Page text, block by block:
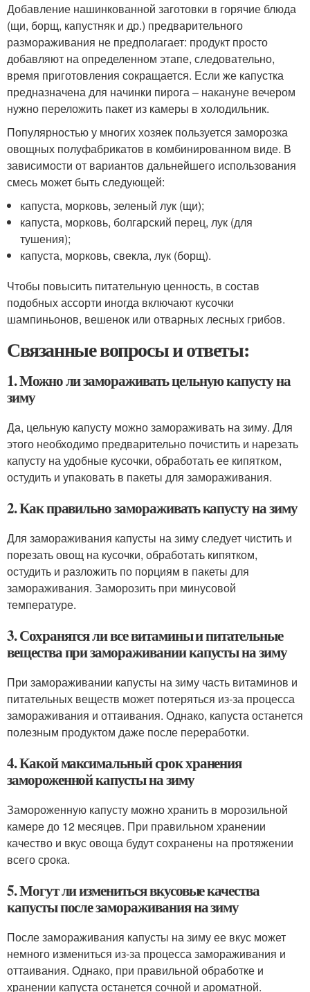
Добавление нашинкованной заготовки в горячие блюда
(щи, борщ, капустняк и др.) предварительного
размораживания не предполагает: продукт просто
добавляют на определенном этапе, следовательно,
время приготовления сокращается. Если же капустка
предназначена для начинки пирога – накануне вечером
нужно переложить пакет из камеры в холодильник.
Популярностью у многих хозяек пользуется заморозка
овощных полуфабрикатов в комбинированном виде. В
зависимости от вариантов дальнейшего использования
смесь может быть следующей:
капуста, морковь, зеленый лук (щи);
капуста, морковь, болгарский перец, лук (для
тушения);
капуста, морковь, свекла, лук (борщ).
Чтобы повысить питательную ценность, в состав
подобных ассорти иногда включают кусочки
шампиньонов, вешенок или отварных лесных грибов.
Связанные вопросы и ответы:
1. Можно ли замораживать цельную капусту на
зиму
Да, цельную капусту можно замораживать на зиму. Для
этого необходимо предварительно почистить и нарезать
капусту на удобные кусочки, обработать ее кипятком,
остудить и упаковать в пакеты для замораживания.
2. Как правильно замораживать капусту на зиму
Для замораживания капусты на зиму следует чистить и
порезать овощ на кусочки, обработать кипятком,
остудить и разложить по порциям в пакеты для
замораживания. Заморозить при минусовой
температуре.
3. Сохранятся ли все витамины и питательные
вещества при замораживании капусты на зиму
При замораживании капусты на зиму часть витаминов и
питательных веществ может потеряться из-за процесса
замораживания и оттаивания. Однако, капуста останется
полезным продуктом даже после переработки.
4. Какой максимальный срок хранения
замороженной капусты на зиму
Замороженную капусту можно хранить в морозильной
камере до 12 месяцев. При правильном хранении
качество и вкус овоща будут сохранены на протяжении
всего срока.
5. Могут ли измениться вкусовые качества
капусты после замораживания на зиму
После замораживания капусты на зиму ее вкус может
немного измениться из-за процесса замораживания и
оттаивания. Однако, при правильной обработке и
хранении капуста останется сочной и ароматной.